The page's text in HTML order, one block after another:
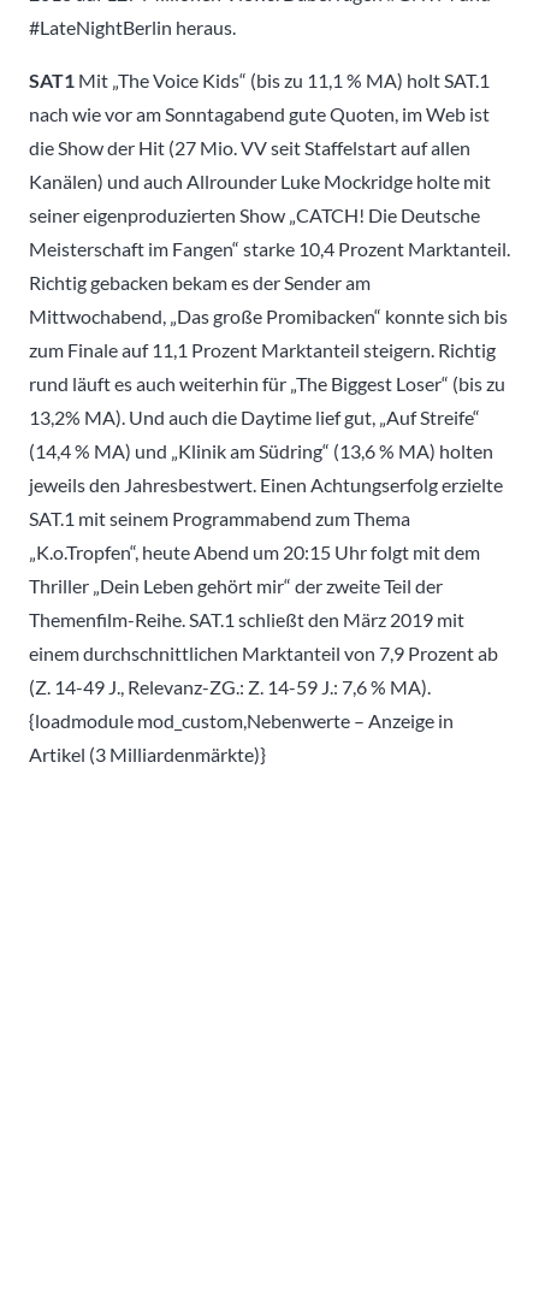
#LateNightBerlin heraus.
SAT1 Mit „The Voice Kids“ (bis zu 11,1 % MA) holt SAT.1
nach wie vor am Sonntagabend gute Quoten, im Web ist
die Show der Hit (27 Mio. VV seit Staffelstart auf allen
Kanälen) und auch Allrounder Luke Mockridge holte mit
seiner eigenproduzierten Show „CATCH! Die Deutsche
Meisterschaft im Fangen“ starke 10,4 Prozent Marktanteil.
Richtig gebacken bekam es der Sender am
Mittwochabend, „Das große Promibacken“ konnte sich bis
zum Finale auf 11,1 Prozent Marktanteil steigern. Richtig
rund läuft es auch weiterhin für „The Biggest Loser“ (bis zu
13,2% MA). Und auch die Daytime lief gut, „Auf Streife“
(14,4 % MA) und „Klinik am Südring“ (13,6 % MA) holten
jeweils den Jahresbestwert. Einen Achtungserfolg erzielte
SAT.1 mit seinem Programmabend zum Thema
„K.o.Tropfen“, heute Abend um 20:15 Uhr folgt mit dem
Thriller „Dein Leben gehört mir“ der zweite Teil der
Themenfilm-Reihe. SAT.1 schließt den März 2019 mit
einem durchschnittlichen Marktanteil von 7,9 Prozent ab
(Z. 14-49 J., Relevanz-ZG.: Z. 14-59 J.: 7,6 % MA).
{loadmodule mod_custom,Nebenwerte – Anzeige in
Artikel (3 Milliardenmärkte)}